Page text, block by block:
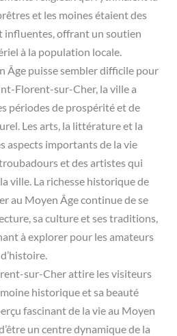
et les moines étaient des
influentes, offrant un soutien
à la population locale.
Âge puisse sembler difficile pour
Florent-sur-Cher, la ville a
périodes de prospérité et de
Les arts, la littérature et la
aspects importants de la vie
et des artistes qui
ville. La richesse historique de
au Moyen Âge continue de se
sa culture et ses traditions,
à explorer pour les amateurs
d’histoire.
sur-Cher attire les visiteurs
historique et sa beauté
fascinant de la vie au Moyen
un centre dynamique de la